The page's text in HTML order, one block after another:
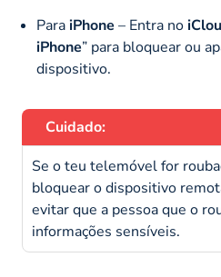
Para iPhone – Entra no
iPhone” para bloquear ou
dispositivo.
Cuidado:
Se o teu telemóvel for
bloquear o dispositivo
evitar que a pessoa que o
informações sensíveis.